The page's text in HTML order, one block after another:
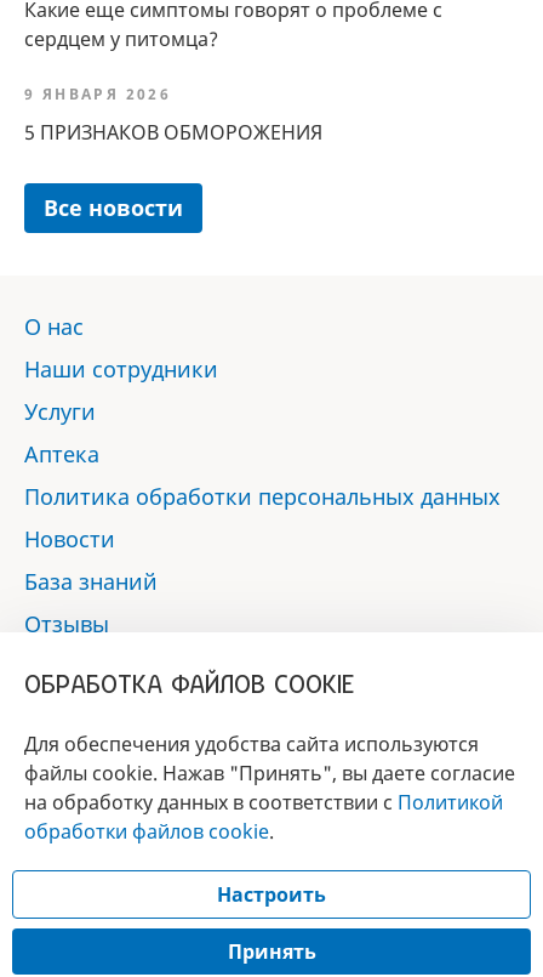
Какие еще симптомы говорят о проблеме с
сердцем у питомца?
9 ЯНВАРЯ 2026
5 ПРИЗНАКОВ ОБМОРОЖЕНИЯ
Все новости
О нас
Наши сотрудники
Услуги
Аптека
Политика обработки персональных данных
Новости
База знаний
Отзывы
БРЕНД
ГОДА 2017 - 2019
© 2017 - 2026 «Альфа-вет»
Разработка сайта —
ОБРАБОТКА ФАЙЛОВ COOKIE
Для обеспечения удобства сайта используются
файлы cookie. Нажав "Принять", вы даете согласие
на обработку данных в соответствии с Политикой
обработки файлов cookie.
Настроить
Принять